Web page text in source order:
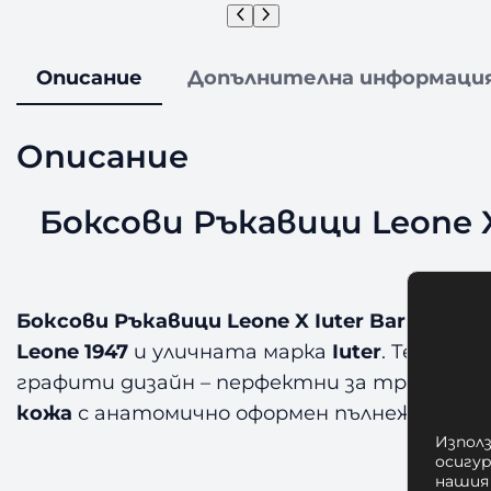
Описание Допълнителна
Описание
Боксови Ръкавици
Боксови Ръкавици Leone X Iuter Barbedwired
Leone 1947 и уличната марка Iuter. Тези
графити дизайн – перфектни за
кожа с анатомично оформен пълнеж за